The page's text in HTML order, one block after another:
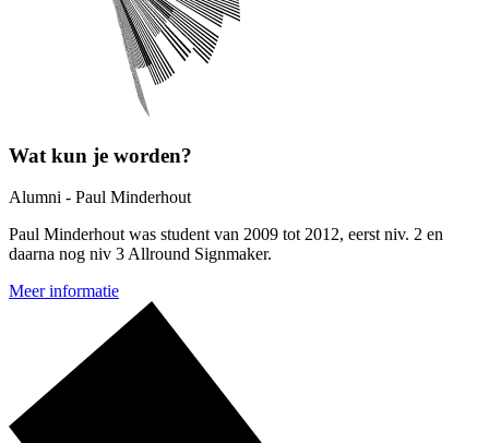
Wat kun je worden?
Alumni - Paul Minderhout
Paul Minderhout was student van 2009 tot 2012, eerst niv. 2 en
daarna nog niv 3 Allround Signmaker.
Meer informatie